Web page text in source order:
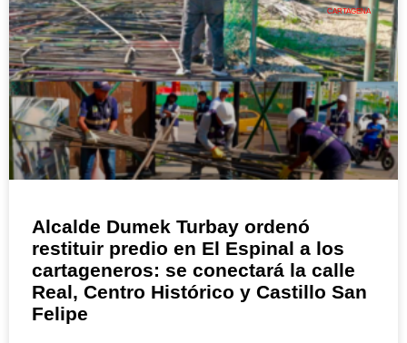
CARTAGENA
Alcalde Dumek Turbay ordenó
restituir predio en El Espinal a los
cartageneros: se conectará la calle
Real, Centro Histórico y Castillo San
Felipe